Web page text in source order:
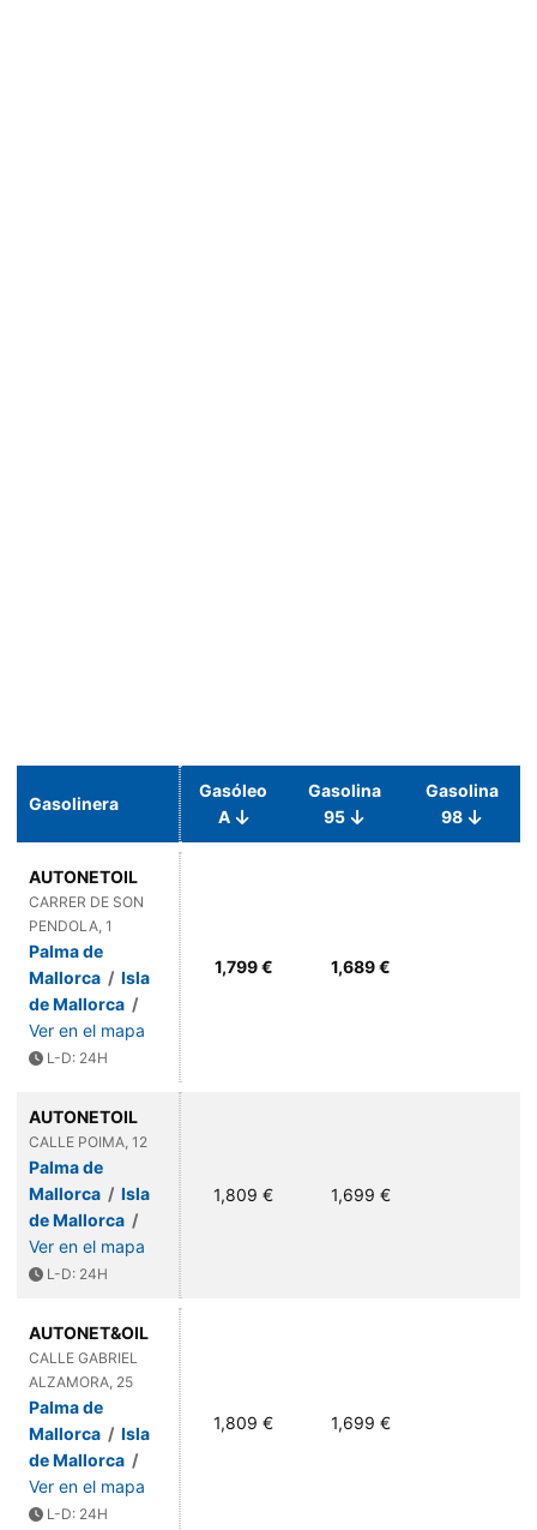
Gasolinera
Gasóleo
A
Gasolina
95
Gasolina
98
AUTONETOIL
CARRER DE SON
PENDOLA, 1
Palma de
Mallorca / Isla
de Mallorca /
Ver en el mapa
L-D: 24H
1,799 € 1,689 €
AUTONETOIL
CALLE POIMA, 12
Palma de
Mallorca / Isla
de Mallorca /
Ver en el mapa
L-D: 24H
1,809 € 1,699 €
AUTONET&OIL
CALLE GABRIEL
ALZAMORA, 25
Palma de
Mallorca / Isla
de Mallorca /
Ver en el mapa
L-D: 24H
1,809 € 1,699 €